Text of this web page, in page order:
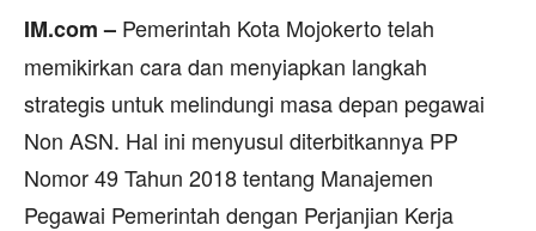
IM.com – Pemerintah Kota Mojokerto telah
memikirkan cara dan menyiapkan langkah
strategis untuk melindungi masa depan pegawai
Non ASN. Hal ini menyusul diterbitkannya PP
Nomor 49 Tahun 2018 tentang Manajemen
Pegawai Pemerintah dengan Perjanjian Kerja